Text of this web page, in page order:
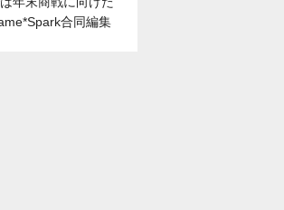
合同編集